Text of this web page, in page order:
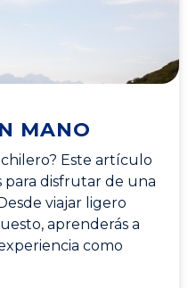
MANO
Este artículo
para disfrutar de una
viajar ligero
aprenderás a
como